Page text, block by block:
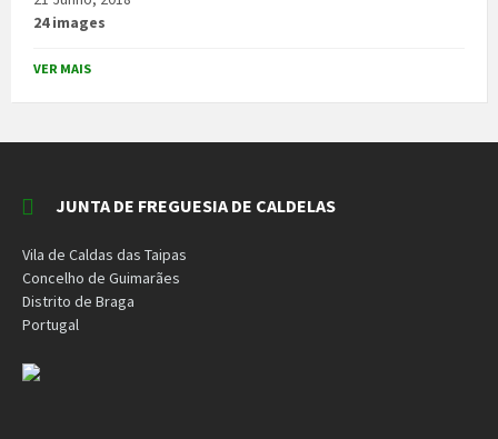
24 images
VER MAIS
JUNTA DE FREGUESIA DE CALDELAS
Vila de Caldas das Taipas
Concelho de Guimarães
Distrito de Braga
Portugal